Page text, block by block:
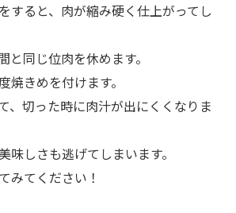
すると、肉が縮み硬く仕上がってし
と同じ位肉を休めます。
焼きめを付けます。
、切った時に肉汁が出にくくなりま
味しさも逃げてしまいます。
みてください！